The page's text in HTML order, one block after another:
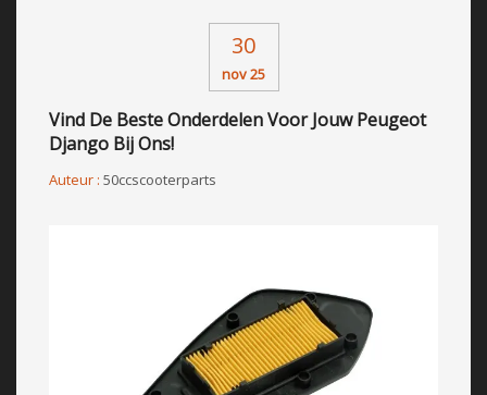
30
nov 25
Vind De Beste Onderdelen Voor Jouw Peugeot
Django Bij Ons!
Auteur : 50ccscooterparts